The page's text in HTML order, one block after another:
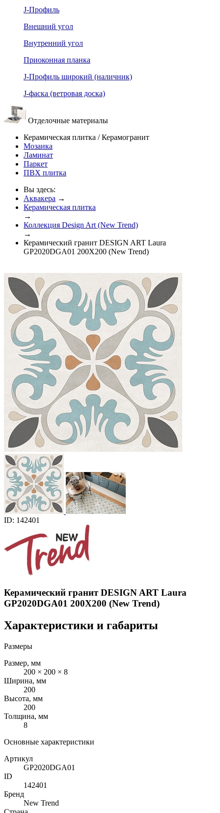
J-Профиль
Внешний угол
Внутренний угол
Приоконная планка
J-Профиль широкий (наличник)
J-фаска (ветровая доска)
Отделочные материалы
Керамическая плитка / Керамогранит
Мозаика
Ламинат
Паркет
ПВХ плитка
Вы здесь:
Аквакера →
Керамическая плитка
→
Коллекция Design Art (New Trend)
→
Керамический гранит DESIGN ART Laura
GP2020DGA01 200X200 (New Trend)
ID: 142401
Керамический гранит DESIGN ART Laura
GP2020DGA01 200X200 (New Trend)
Характеристики и габариты
Размеры
Размер, мм
200 × 200 × 8
Ширина, мм
200
Высота, мм
200
Толщина, мм
8
Основные характеристики
Артикул
GP2020DGA01
ID
142401
Бренд
New Trend